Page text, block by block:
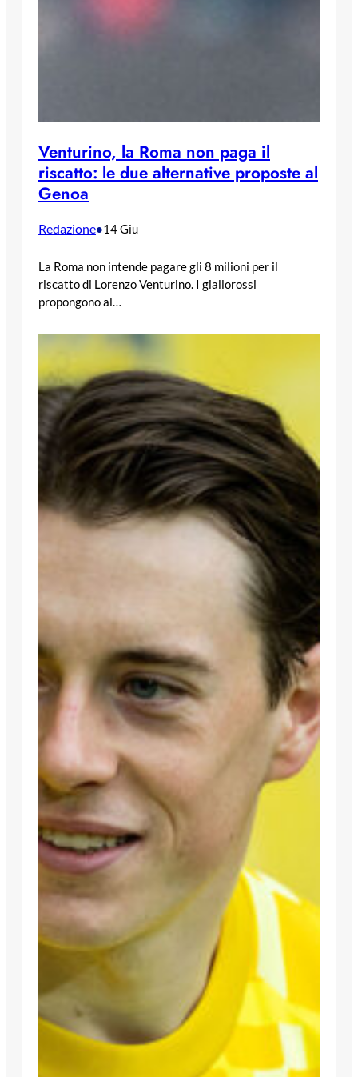
Venturino, la Roma non paga il
riscatto: le due alternative proposte al
Genoa
Redazione•14 Giu
La Roma non intende pagare gli 8 milioni per il
riscatto di Lorenzo Venturino. I giallorossi
propongono al…